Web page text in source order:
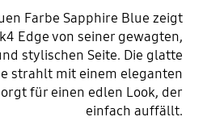
Farbe Sapphire Blue zeigt
Edge von seiner gewagten,
stylischen Seite. Die glatte
strahlt mit einem eleganten
für einen edlen Look, der
einfach auffällt.